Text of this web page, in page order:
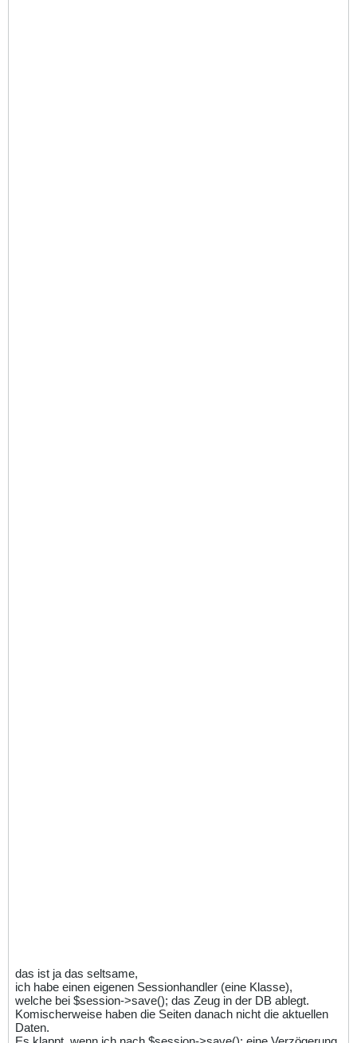
das ist ja das seltsame,
ich habe einen eigenen Sessionhandler (eine Klasse),
welche bei $session->save(); das Zeug in der DB ablegt.
Komischerweise haben die Seiten danach nicht die aktuellen
Daten.